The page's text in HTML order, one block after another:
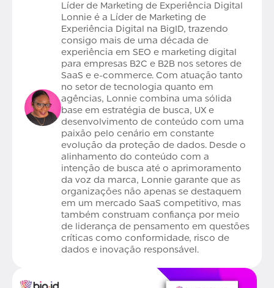
Líder de Marketing de Experiência Digital
Lonnie é a Líder de Marketing de
Experiência Digital na BigID, trazendo
consigo mais de uma década de
experiência em SEO e marketing digital
para empresas B2C e B2B nos setores de
SaaS e e-commerce. Com atuação tanto
no setor de tecnologia quanto em
agências, Lonnie combina uma sólida
base em estratégia de busca, UX e
desenvolvimento de conteúdo com uma
paixão pelo cenário em constante
evolução da proteção de dados. Desde o
alinhamento do conteúdo com a
intenção de busca até o aprimoramento
da voz da marca, Lonnie garante que as
organizações não apenas se destaquem
em um mercado SaaS competitivo, mas
também construam confiança por meio
de liderança de pensamento em questões
críticas como conformidade, risco de
dados e inovação responsável.